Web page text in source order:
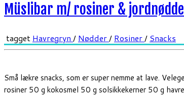
Små lækre snacks, som er super nemme at lave.
rosiner 50 g kokosmel 50 g solsikkekerner 50 g
Müslibar m/ rosiner &
tagget Havregryn / Nødder/ Rosiner/ Snacks